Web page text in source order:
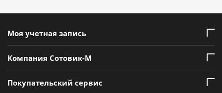
Моя учетная запись
Компания Сотовик-М
Покупательский сервис